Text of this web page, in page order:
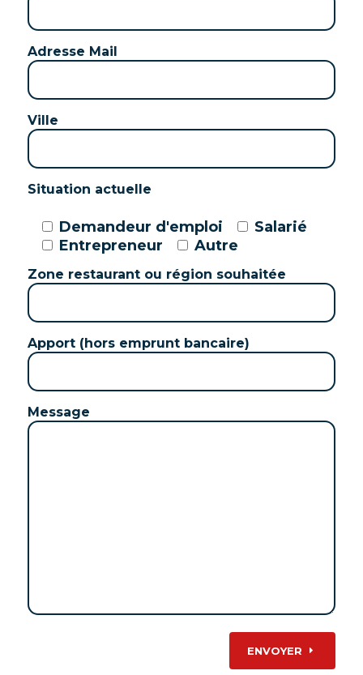
Adresse Mail
Ville
Situation actuelle
Demandeur d'emploi
Salarié
Entrepreneur
Autre
Zone restaurant ou région souhaitée
Apport (hors emprunt bancaire)
Message
ENVOYER